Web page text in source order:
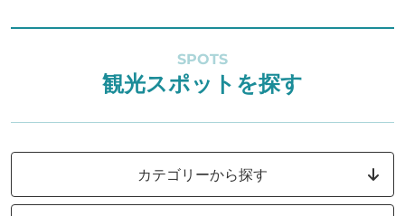
SPOTS
観光スポットを探す
カテゴリーから探す